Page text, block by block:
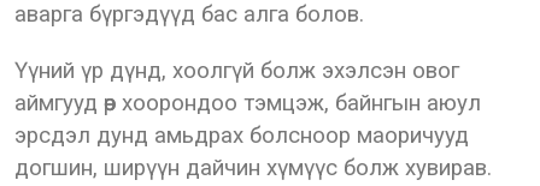
аварга бүргэдүүд бас алга болов.
Үүний үр дүнд, хоолгүй болж эхэлсэн овог
аймгууд өөр хоорондоо тэмцэж, байнгын аюул
эрсдэл дунд амьдрах болсноор маоричууд
догшин, ширүүн дайчин хүмүүс болж хувирав.